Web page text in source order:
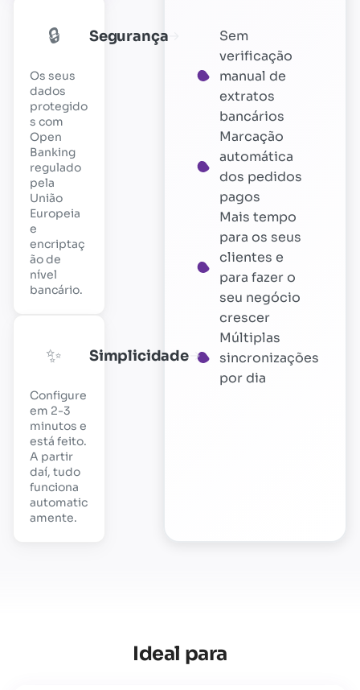
🔒 Segurança
Os seus
dados
protegido
s com
Open
Banking
regulado
pela
União
Europeia
e
encriptaç
ão de
nível
bancário.
✨ Simplicidade→
Configure
em 2-3
minutos e
está feito.
A partir
daí, tudo
funciona
automatic
amente.
Sem
verificação
manual de
extratos
bancários
Marcação
automática
dos pedidos
pagos
Mais tempo
para os seus
clientes e
para fazer o
seu negócio
crescer
Múltiplas
sincronizações
por dia
Ideal para